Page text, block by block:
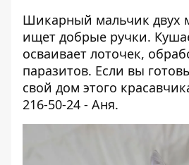
Шикарный мальчик двух
ищет добрые ручки.
осваивает лоточек,
паразитов. Если вы
свой дом этого
216-50-24 - Аня.